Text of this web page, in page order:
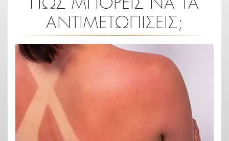
ΠΏΣ ΜΠΟΡΕΊΣ ΝΑ ΤΑ
ΑΝΤΙΜΕΤΩΠΊΣΕΙΣ;